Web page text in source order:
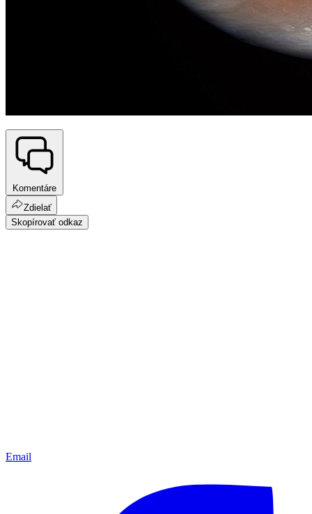
Komentáre
Zdielať
Skopírovať odkaz
Email